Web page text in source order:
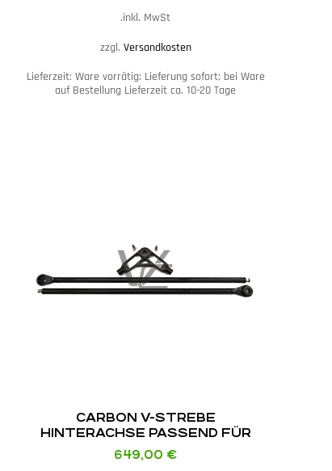
inkl. MwSt.
zzgl. Versandkosten
Lieferzeit: Ware vorrätig: Lieferung sofort; bei Ware
auf Bestellung Lieferzeit ca. 10-20 Tage
CARBON V-STREBE
HINTERACHSE PASSEND FÜR
BMW E46 M3
649,00 €